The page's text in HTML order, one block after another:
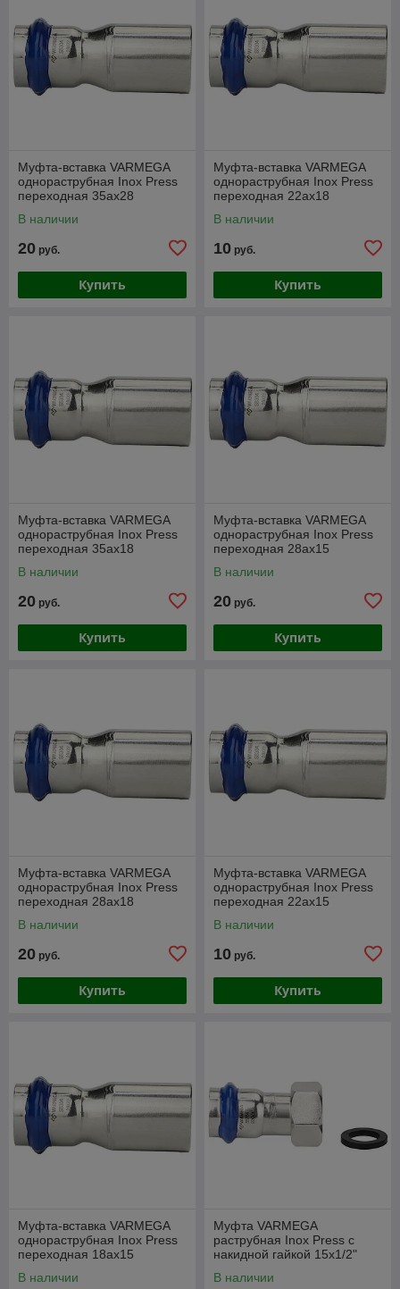
Муфта-вставка VARMEGA
однораструбная Inox Press
переходная 35ax28
В наличии
20 руб.
Купить
Муфта-вставка VARMEGA
однораструбная Inox Press
переходная 22ax18
В наличии
10 руб.
Купить
Муфта-вставка VARMEGA
однораструбная Inox Press
переходная 35ax18
В наличии
20 руб.
Купить
Муфта-вставка VARMEGA
однораструбная Inox Press
переходная 28ax15
В наличии
20 руб.
Купить
Муфта-вставка VARMEGA
однораструбная Inox Press
переходная 28ax18
В наличии
20 руб.
Купить
Муфта-вставка VARMEGA
однораструбная Inox Press
переходная 22ax15
В наличии
10 руб.
Купить
Муфта-вставка VARMEGA
однораструбная Inox Press
переходная 18ax15
В наличии
Муфта VARMEGA
раструбная Inox Press с
накидной гайкой 15x1/2"
В наличии